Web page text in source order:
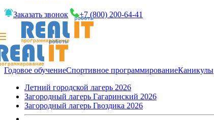
Заказать звонок +7 (800) 200-64-41
Годовое обучениеСпортивное программированиеКаникулы
Летний городской лагерь 2026
Загородный лагерь Гагаринский 2026
Загородный лагерь Гвоздика 2026